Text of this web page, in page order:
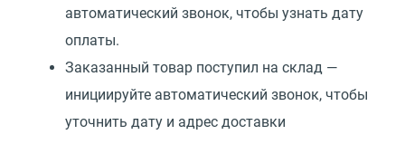
автоматический звонок, чтобы узнать дату
оплаты.
Заказанный товар поступил на склад —
инициируйте автоматический звонок, чтобы
уточнить дату и адрес доставки